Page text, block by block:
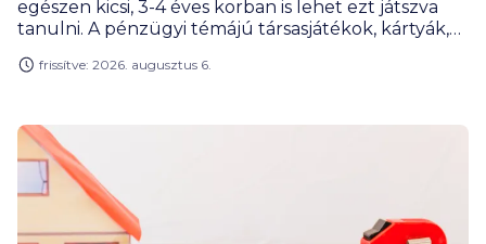
egészen kicsi, 3-4 éves korban is lehet ezt játszva
tanulni. A pénzügyi témájú társasjátékok, kártyák,
meg tervezni, mérlegelni, gyűjteni vagy éppen
BiztosDöntés.hu gyűjtéséből kiderül, hogy akár az
egyetemisták is találnak olyan játékot, ami segít
nekik meghozni az első nagy pénzügyi
elhatározásukat.
frissítve: 2026. augusztus 6.